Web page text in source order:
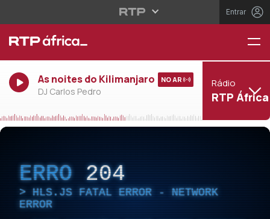
Entrar
As noites do Kilimanjaro
DJ Carlos Pedro
NO AR Rádio
RTP África
ERRO 204
HLS.JS FATAL ERROR - NETWORK
ERROR